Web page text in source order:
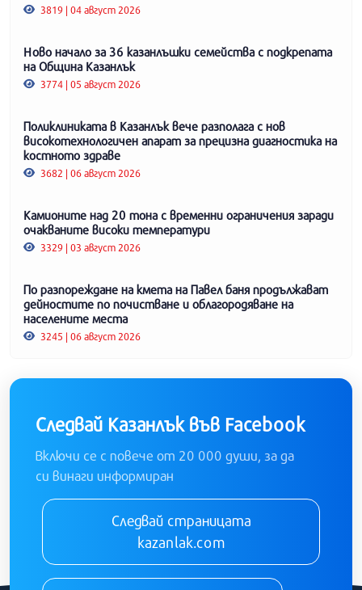
3819 | 04 август 2026
Ново начало за 36 казанлъшки семейства с подкрепата
на Община Казанлък
3774 | 05 август 2026
Поликлиниката в Казанлък вече разполага с нов
високотехнологичен апарат за прецизна диагностика на
костното здраве
3682 | 06 август 2026
Камионите над 20 тона с временни ограничения заради
очакваните високи температури
3329 | 03 август 2026
По разпореждане на кмета на Павел баня продължават
дейностите по почистване и облагородяване на
населените места
3245 | 06 август 2026
Следвай Казанлък във Facebook
Включи се с повече от 20 000 души, за да
си винаги информиран
Следвай страницата
kazanlak.com